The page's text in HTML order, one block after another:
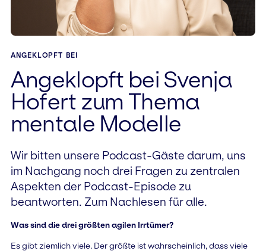
ANGEKLOPFT BEI
Angeklopft bei Svenja
Hofert zum Thema
mentale Modelle
Wir bitten unsere Podcast-Gäste darum, uns
im Nachgang noch drei Fragen zu zentralen
Aspekten der Podcast-Episode zu
beantworten. Zum Nachlesen für alle.
Was sind die drei größten agilen Irrtümer?
Es gibt ziemlich viele. Der größte ist wahrscheinlich, dass viele